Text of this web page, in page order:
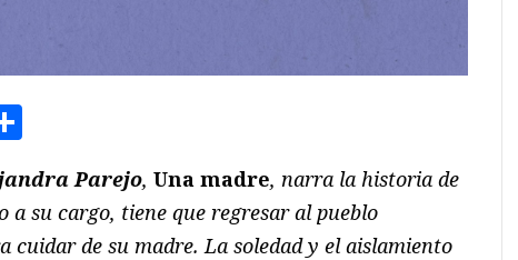
Parejo, Una madre, narra la historia de
a su cargo, tiene que regresar al pueblo
cuidar de su madre. La soledad y el aislamiento